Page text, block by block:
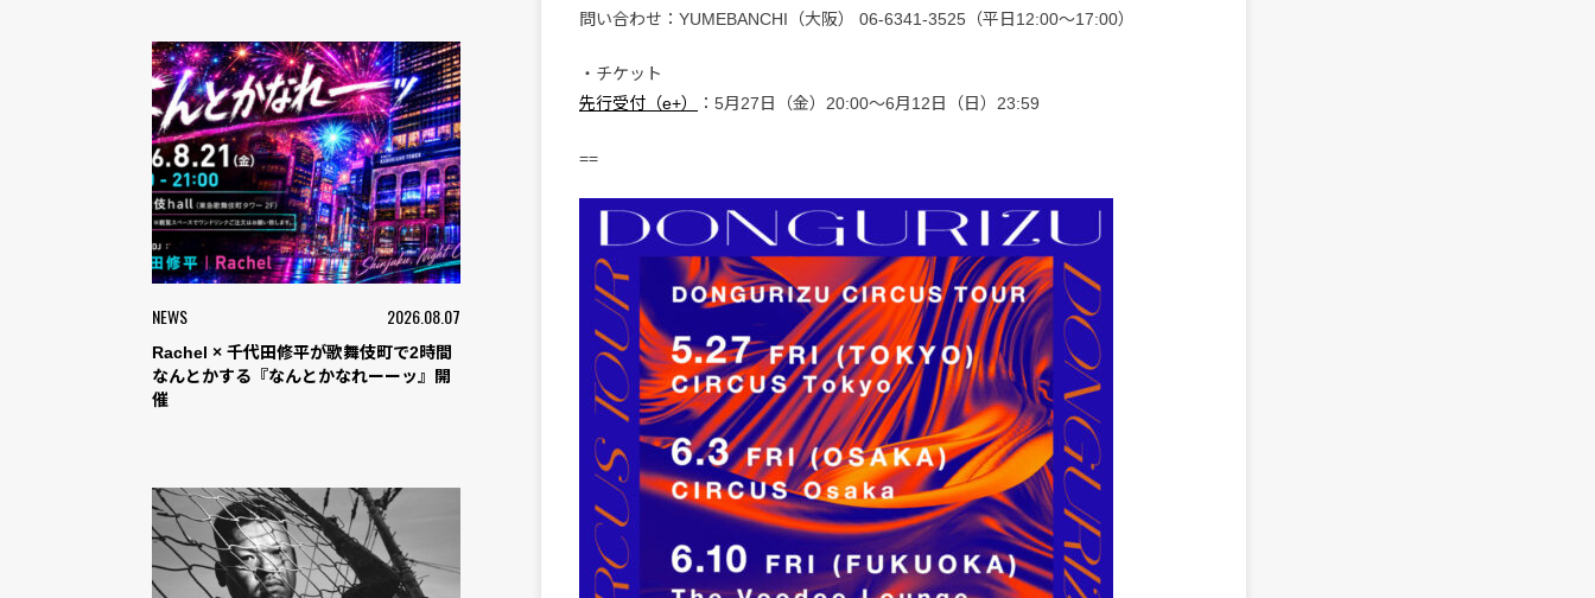
NEWS 2026.08.07
Rachel × 千代田修平が歌舞伎町で2時間
なんとかする『なんとかなれーーッ』開
催
問い合わせ：YUMEBANCHI（大阪） 06-6341-3525（平日12:00～17:00）
・チケット
先行受付（e+）
：5月27日（金）20:00～6月12日（日）23:59
==